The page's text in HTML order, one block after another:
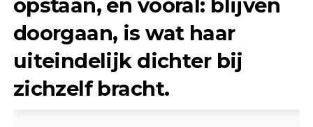
opstaan, en vooral: blijven
doorgaan, is wat haar
uiteindelijk dichter bij
zichzelf bracht.